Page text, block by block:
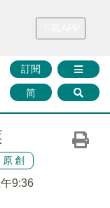
財華證券 媒體矩陣
訂閱
简
原創
9:36